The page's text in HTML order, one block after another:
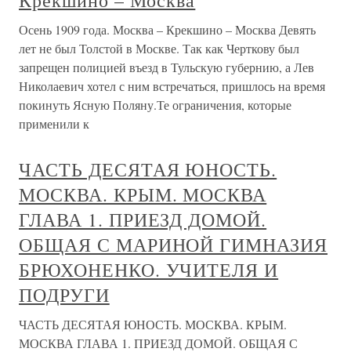
Осень 1909 года. Москва – Крекшино – Москва Девять
лет не был Толстой в Москве. Так как Черткову был
запрещен полицией въезд в Тульскую губернию, а Лев
Николаевич хотел с ним встречаться, пришлось на время
покинуть Ясную Поляну.Те ограничения, которые
применили к
ЧАСТЬ ДЕСЯТАЯ ЮНОСТЬ.
МОСКВА. КРЫМ. МОСКВА
ГЛАВА 1. ПРИЕЗД ДОМОЙ.
ОБЩАЯ С МАРИНОЙ ГИМНАЗИЯ
БРЮХОНЕНКО. УЧИТЕЛЯ И
ПОДРУГИ
ЧАСТЬ ДЕСЯТАЯ ЮНОСТЬ. МОСКВА. КРЫМ.
МОСКВА ГЛАВА 1. ПРИЕЗД ДОМОЙ. ОБЩАЯ С